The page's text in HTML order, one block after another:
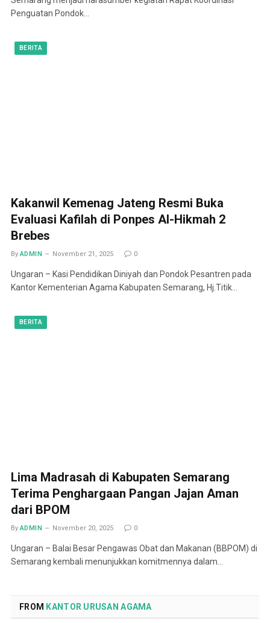
Penguatan Pondok…
BERITA
Kakanwil Kemenag Jateng Resmi Buka
Evaluasi Kafilah di Ponpes Al-Hikmah 2
Brebes
By ADMIN November 21, 2025 0
Ungaran – Kasi Pendidikan Diniyah dan Pondok Pesantren pada
Kantor Kementerian Agama Kabupaten Semarang, Hj.Titik…
BERITA
Lima Madrasah di Kabupaten Semarang
Terima Penghargaan Pangan Jajan Aman
dari BPOM
By ADMIN November 20, 2025 0
Ungaran – Balai Besar Pengawas Obat dan Makanan (BBPOM) di
Semarang kembali menunjukkan komitmennya dalam…
FROM KANTOR URUSAN AGAMA